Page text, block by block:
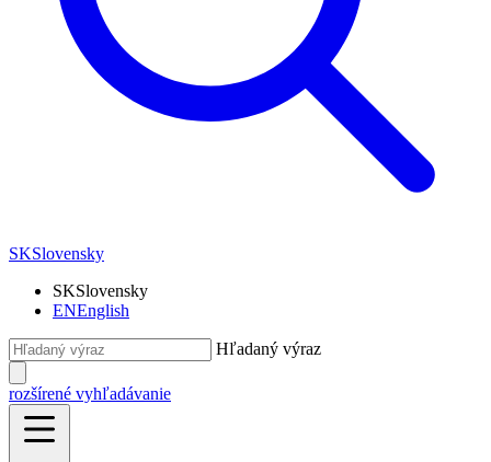
SKSlovensky
SKSlovensky
ENEnglish
Hľadaný výraz
rozšírené vyhľadávanie